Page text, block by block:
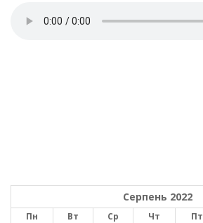
Серпень 2022
Пн Вт Ср Чт Пт